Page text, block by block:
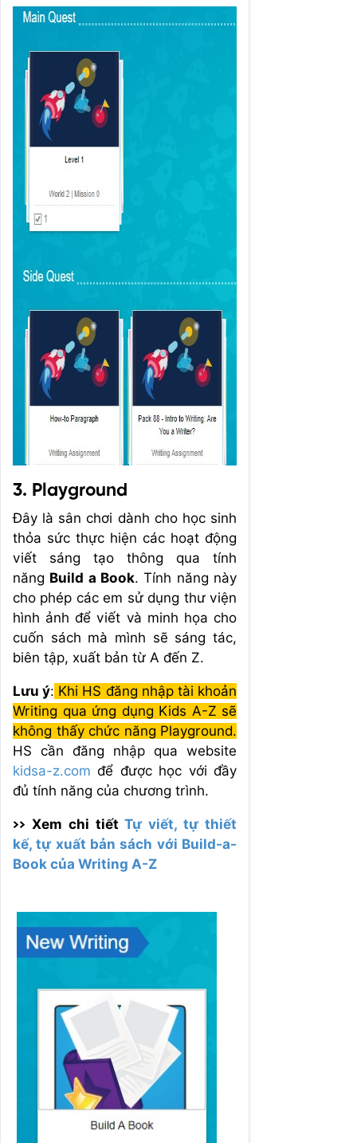
3. Playground
Đây là sân chơi dành cho học sinh
thỏa sức thực hiện các hoạt động
viết sáng tạo thông qua tính
năng Build a Book. Tính năng này
cho phép các em sử dụng thư viện
hình ảnh để viết và minh họa cho
cuốn sách mà mình sẽ sáng tác,
biên tập, xuất bản từ A đến Z.
Lưu ý: Khi HS đăng nhập tài khoản
Writing qua ứng dụng Kids A-Z sẽ
không thấy chức năng Playground.
HS cần đăng nhập qua website
kidsa-z.com để được học với đầy
đủ tính năng của chương trình.
>> Xem chi tiếtTự viết, tự thiết
kế, tự xuất bản sách với Build-a-
Book của Writing A-Z